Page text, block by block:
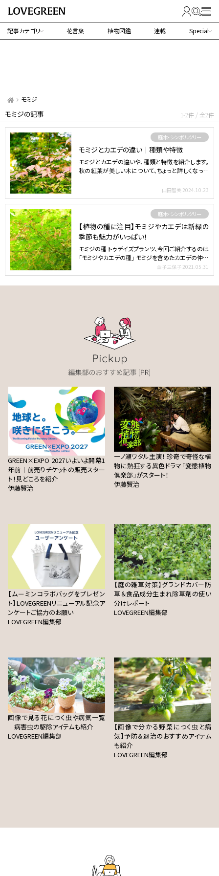
記事カテゴリ 花言葉 植物図鑑 連載 Special
モミジ
モミジの記事 1-2件 / 全2件
庭木・シンボルツリー
モミジとカエデの違い｜種類や特徴
モミジとカエデの違いや、種類と特徴を紹介します。
秋の紅葉が美しい木について、ちょっと詳しくなって
山田智美 2024.10.23
庭木・シンボルツリー
【植物の種に注目】モミジやカエデは新緑の
季節も魅力がいっぱい！
モミジの種 トゥデイズプランツ、今回ご紹介するのは
「モミジやカエデの種」 モミジを含めたカエデの仲間
金子三保子 2021.05.31
GREEN×EXPO 2027いよいよ開幕1
年前｜前売りチケットの販売スター
ト！見どころを紹介
伊藤賢治
一ノ瀬ワタル主演！ 珍奇で奇怪な植
物に熱狂する異色ドラマ「変態植物
倶楽部」がスタート！
伊藤賢治
【ムーミンコラボバッグをプレゼン
ト】LOVEGREENリニューアル記念ア
ンケートご協力のお願い
LOVEGREEN編集部
【庭の雑草対策】グランドカバー防
草＆食品成分生まれ除草剤の使い
分けレポート
LOVEGREEN編集部
画像で見る花につく虫や病気一覧
｜病害虫の駆除アイテムも紹介
LOVEGREEN編集部
【画像で分かる野菜につく虫と病
気】予防＆退治のおすすめアイテム
も紹介
LOVEGREEN編集部